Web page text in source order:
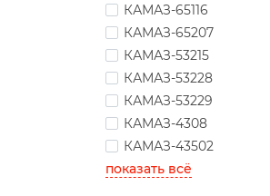
КАМАЗ-65116
КАМАЗ-65207
КАМАЗ-53215
КАМАЗ-53228
КАМАЗ-53229
КАМАЗ-4308
КАМАЗ-43502
показать всё